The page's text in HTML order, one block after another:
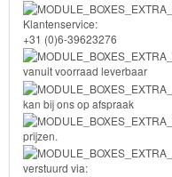
Klantenservice:
+31 (0)6-39623276
vanuit voorraad leverbaar
kan bij ons op afspraak
prijzen.
verstuurd via: